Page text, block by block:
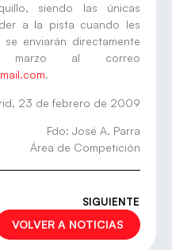
siendo las únicas
a la pista cuando les
enviarán directamente
al correo
.
23 de febrero de 2009
Fdo: José A. Parra
Área de Competición
SIGUIENTE
VOLVER A NOTICIAS